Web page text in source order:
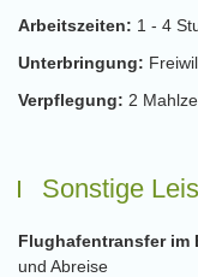
Arbeitszeiten: 1 - 4
Unterbringung:
Verpflegung: 2
Sonstige
Flughafentransfer im
und Abreise